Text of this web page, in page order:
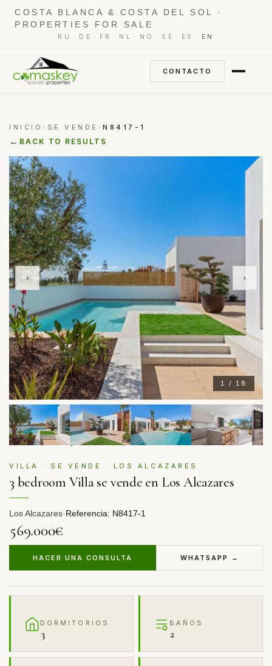
COSTA BLANCA & COSTA DEL SOL ·
PROPERTIES FOR SALE
RU · DE · FR · NL · NO · SE · ES · EN
CONTACTO
INICIO › SE VENDE ›N8417-1
← BACK TO RESULTS
1 / 18
‹ ›
VILLA · SE VENDE · LOS ALCAZARES
3 bedroom Villa se vende en Los Alcazares
Los Alcazares·Referencia: N8417-1
569.000€
HACER UNA CONSULTA WHATSAPP →
DORMITORIOS
3
BAÑOS
2